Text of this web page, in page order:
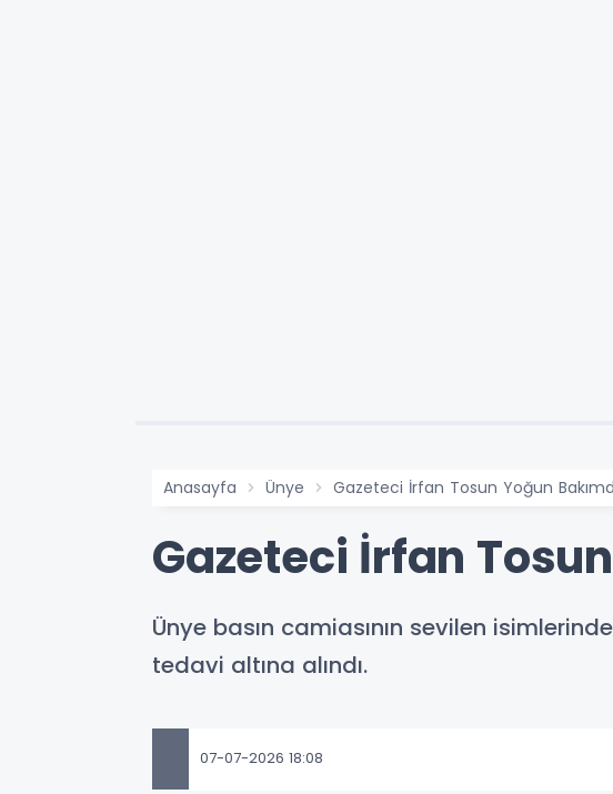
Anasayfa Ünye Gazeteci İrfan Tosun Yoğun
Gazeteci İrfan
Ünye basın camiasının sevilen
tedavi altına alındı.
07-07-2026 18:08